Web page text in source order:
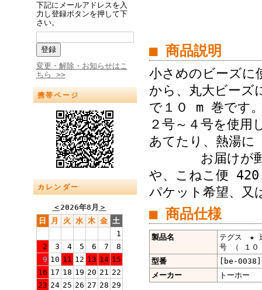
下記にメールアドレスを入
力し登録ボタンを押して下
さい。
変更・解除・お知らせはこ
ちら >>
携帯ページ
カレンダー
＜2026年8月 ＞
日
月 火 水 木 金 土
1
2
3 4 5 6 7
8
9 10 11 12 13 14 15
16 17 18 19 20 21 22
23 24 25 26 27 28 29
■ 商品説明
小さめのビーズ
から、丸大ビー
で１０ m 巻です
２号～４号を使
あてたり、熱湯
お届けが郵便
や、こねこ便
パケット希望、
■ 商品仕様
製品名
テグス ★
号 （ １
型番
[be-0038]
メーカー
トーホー